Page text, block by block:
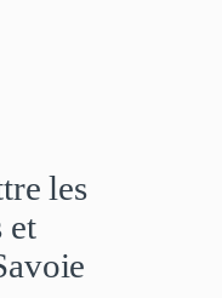
les
et